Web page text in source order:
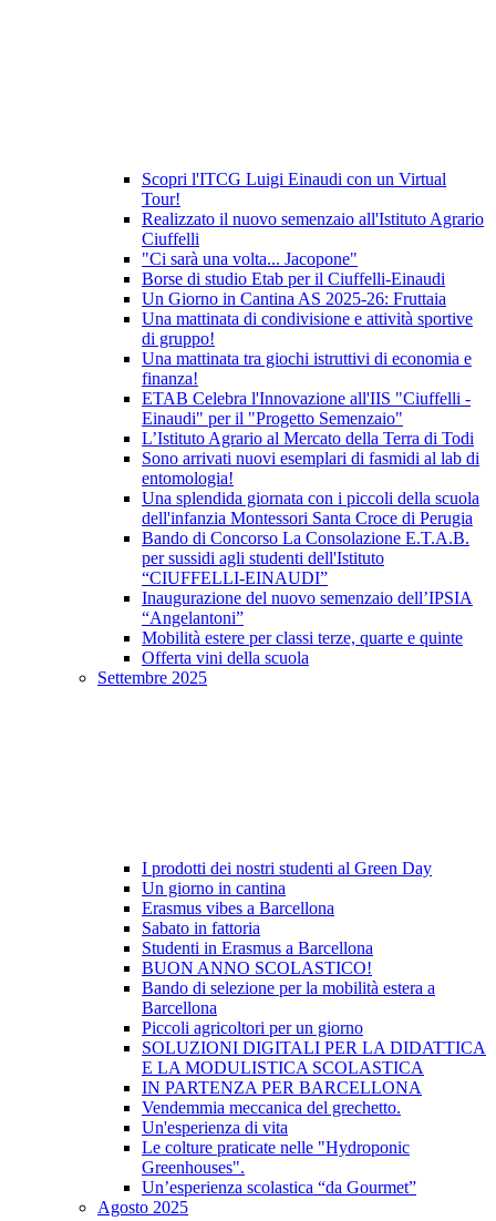
Scopri l'ITCG Luigi Einaudi con un Virtual
Tour!
Realizzato il nuovo semenzaio all'Istituto Agrario
Ciuffelli
"Ci sarà una volta... Jacopone"
Borse di studio Etab per il Ciuffelli-Einaudi
Un Giorno in Cantina AS 2025-26: Fruttaia
Una mattinata di condivisione e attività sportive
di gruppo!
Una mattinata tra giochi istruttivi di economia e
finanza!
ETAB Celebra l'Innovazione all'IIS "Ciuffelli -
Einaudi" per il "Progetto Semenzaio"
L’Istituto Agrario al Mercato della Terra di Todi
Sono arrivati nuovi esemplari di fasmidi al lab di
entomologia!
Una splendida giornata con i piccoli della scuola
dell'infanzia Montessori Santa Croce di Perugia
Bando di Concorso La Consolazione E.T.A.B.
per sussidi agli studenti dell'Istituto
“CIUFFELLI-EINAUDI”
Inaugurazione del nuovo semenzaio dell’IPSIA
“Angelantoni”
Mobilità estere per classi terze, quarte e quinte
Offerta vini della scuola
Settembre 2025
I prodotti dei nostri studenti al Green Day
Un giorno in cantina
Erasmus vibes a Barcellona
Sabato in fattoria
Studenti in Erasmus a Barcellona
BUON ANNO SCOLASTICO!
Bando di selezione per la mobilità estera a
Barcellona
Piccoli agricoltori per un giorno
SOLUZIONI DIGITALI PER LA DIDATTICA
E LA MODULISTICA SCOLASTICA
IN PARTENZA PER BARCELLONA
Vendemmia meccanica del grechetto.
Un'esperienza di vita
Le colture praticate nelle "Hydroponic
Greenhouses".
Un’esperienza scolastica “da Gourmet”
Agosto 2025